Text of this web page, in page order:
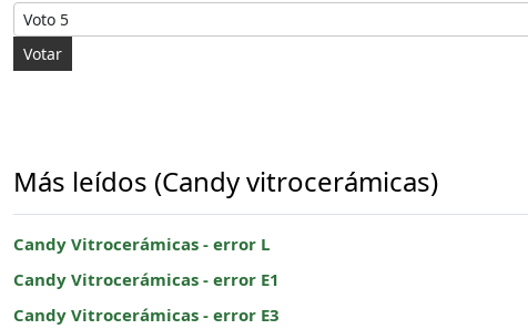
Por favor, vote
Más leídos (Candy vitrocerámicas)
Candy Vitrocerámicas - error L
Candy Vitrocerámicas - error E1
Candy Vitrocerámicas - error E3